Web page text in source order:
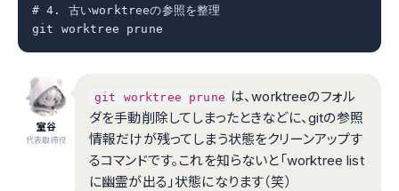
# 4. 古いworktreeの参照を整理
git worktree prune
室谷
代表取締役
git worktree prune は、worktreeのフォル
ダを手動削除してしまったときなどに、gitの参照
情報だけが残ってしまう状態をクリーンアップす
るコマンドです。これを知らないと「worktree list
に幽霊が出る」状態になります（笑）